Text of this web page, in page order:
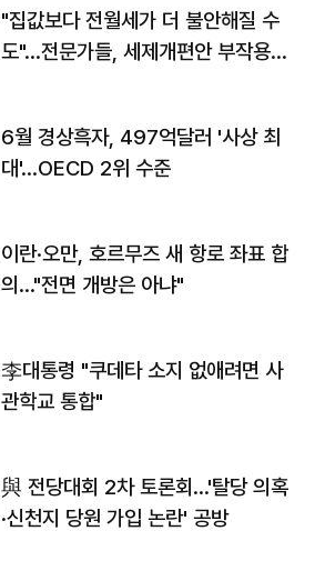
"집값보다 전월세가 더 불안해질 수
도"…전문가들, 세제개편안 부작용
6월 경상흑자, 497억달러 '사상 최
대'…OECD 2위 수준
이란·오만, 호르무즈 새 항로 좌표 합
의…"전면 개방은 아냐"
李대통령 "쿠데타 소지 없애려면 사
관학교 통합"
與 전당대회 2차 토론회…'탈당 의혹
·신천지 당원 가입 논란' 공방